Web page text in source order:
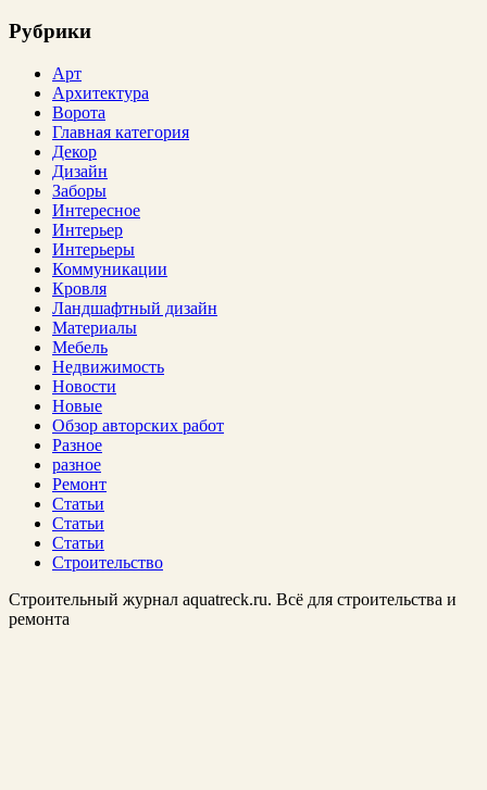
Рубрики
Арт
Архитектура
Ворота
Главная категория
Декор
Дизайн
Заборы
Интересное
Интерьер
Интерьеры
Коммуникации
Кровля
Ландшафтный дизайн
Материалы
Мебель
Недвижимость
Новости
Новые
Обзор авторских работ
Разное
разное
Ремонт
Статьи
Статьи
Статьи
Строительство
Строительный журнал aquatreck.ru. Всё для строительства и
ремонта